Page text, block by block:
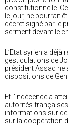
constitutionnelle.
le jour, ne pourrait
décret signé par le
serment devant le
L’Etat syrien a
gesticulations de
président Assad
dispositions de
Et l’indécence a
autorités
informations sur
sur la coopération